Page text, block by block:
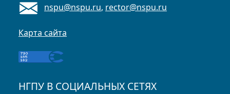
nspu@nspu.ru, rector@nspu.ru
Карта сайта
НГПУ В СОЦИАЛЬНЫХ СЕТЯХ